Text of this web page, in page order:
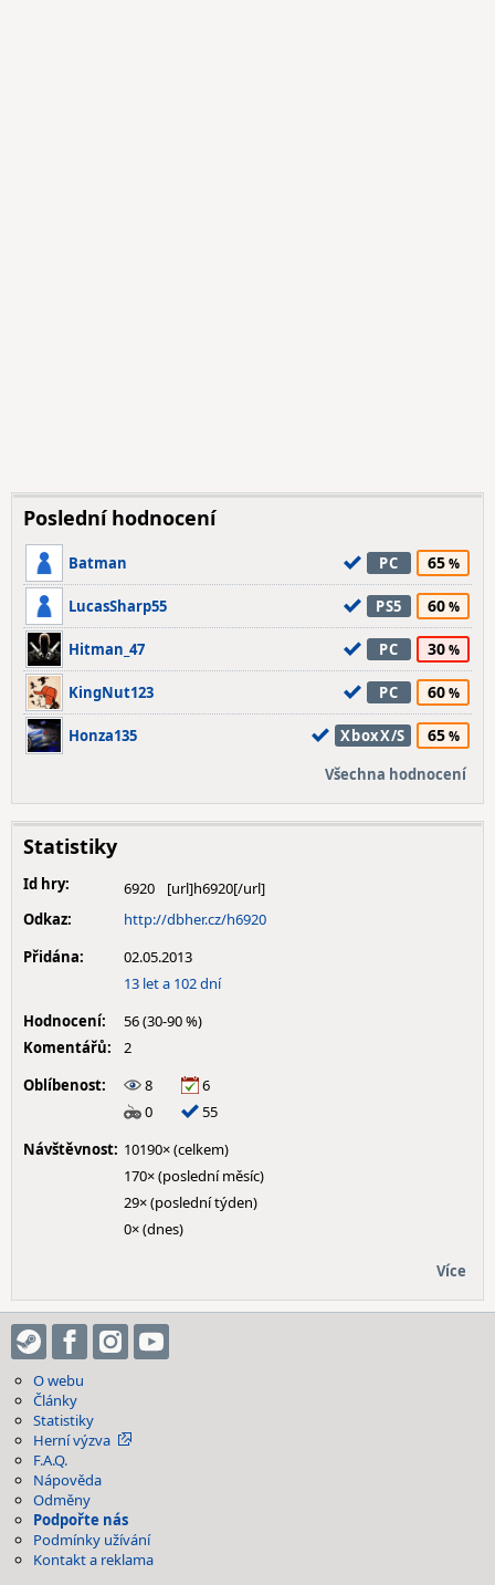
Poslední hodnocení
Batman PC 65
LucasSharp55 PS5 60
Hitman_47 PC 30
KingNut123 PC 60
Honza135 XboxX/S 65
Všechna hodnocení
Statistiky
Id hry:
6920
Odkaz:
http://dbher.cz/h6920
Přidána:
02.05.2013
13 let a 102 dní
Hodnocení:
56 (30-90 %)
Komentářů:
2
Oblíbenost:
8
6
0
55
Návštěvnost: 10190× (celkem)
170× (poslední měsíc)
29× (poslední týden)
0× (dnes)
Více
O webu
Články
Statistiky
Herní výzva
F.A.Q.
Nápověda
Odměny
Podpořte nás
Podmínky užívání
Kontakt a reklama